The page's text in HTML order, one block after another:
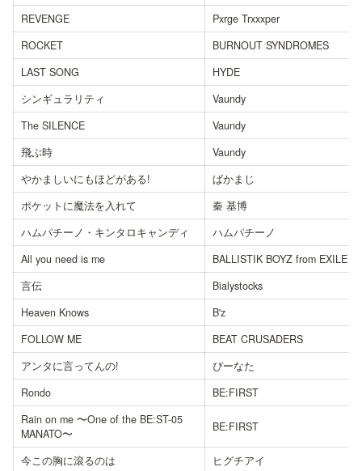
REVENGE
Pxrge Trxxxper
ROCKET
BURNOUT SYNDROMES
LAST SONG
HYDE
シンギュラリティ
Vaundy
The SILENCE
Vaundy
飛ぶ時
Vaundy
やかましいにもほどがある!
ばかまじ
ポケットに魔法を入れて
秦 基博
ハムパチーノ・キンタロキャンディ
ハムパチーノ
All you need is me
BALLISTIK BOYZ from EXILE
言伝
Bialystocks
Heaven Knows
B'z
FOLLOW ME
BEAT CRUSADERS
アンタに言ってんの!
ぴーなた
Rondo
BE:FIRST
Rain on me 〜One of the BE:ST-05
MANATO〜
BE:FIRST
今この胸に滾るのは
ヒグチアイ